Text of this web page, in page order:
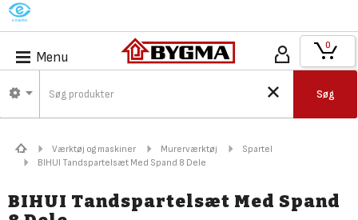
M
Menu
Søg
0
Værktøj og maskiner Murerværktøj
Spartel
BIHUI Tandspartelsæt Med Spand 8 Dele
BIHUI Tandspartelsæt Med Spand